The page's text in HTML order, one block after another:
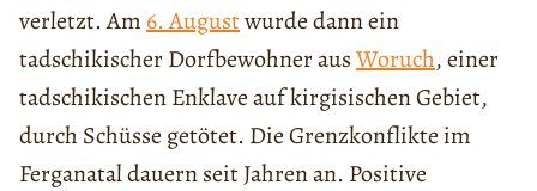
verletzt. Am 6. Augustwurde dann ein
tadschikischer Dorfbewohner ausWoruch, einer
tadschikischen Enklave auf kirgisischen Gebiet,
durch Schüsse getötet. Die Grenzkonflikte im
Ferganatal dauern seit Jahren an. Positive